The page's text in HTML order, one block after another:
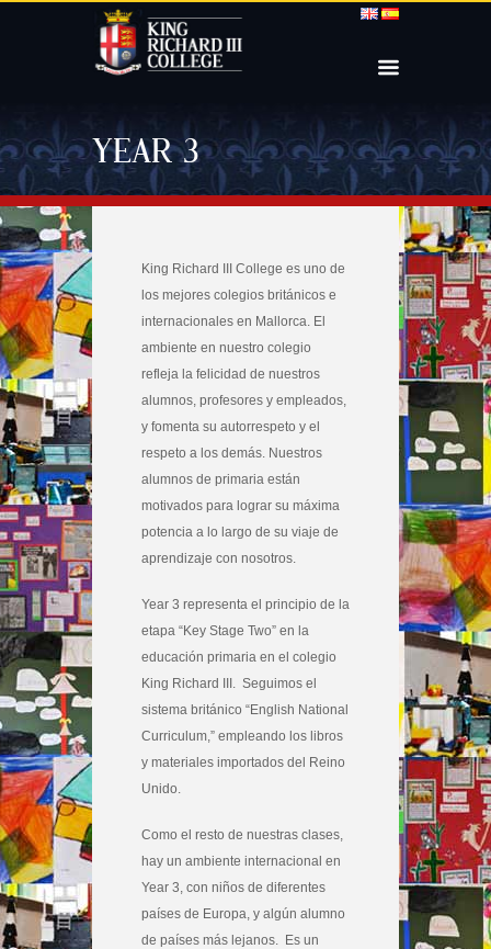
YEAR 3
King Richard III College es uno de
los mejores colegios británicos e
internacionales en Mallorca. El
ambiente en nuestro colegio
refleja la felicidad de nuestros
alumnos, profesores y empleados,
y fomenta su autorrespeto y el
respeto a los demás. Nuestros
alumnos de primaria están
motivados para lograr su máxima
potencia a lo largo de su viaje de
aprendizaje con nosotros.
Year 3 representa el principio de la
etapa “Key Stage Two” en la
educación primaria en el colegio
King Richard III. Seguimos el
sistema británico “English National
Curriculum,” empleando los libros
y materiales importados del Reino
Unido.
Como el resto de nuestras clases,
hay un ambiente internacional en
Year 3, con niños de diferentes
países de Europa, y algún alumno
de países más lejanos. Es un